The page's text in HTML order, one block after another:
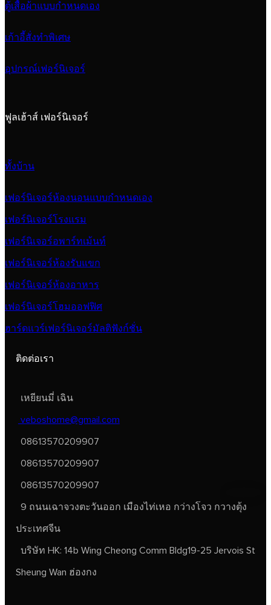
ตู้เสื้อผ้าแบบกำหนดเอง
เก้าอี้สั่งทำพิเศษ
อุปกรณ์เฟอร์นิเจอร์
ฟูลเฮ้าส์ เฟอร์นิเจอร์
ทั้งบ้าน
เฟอร์นิเจอร์ห้องนอนแบบกำหนดเอง
เฟอร์นิเจอร์โรงแรม
เฟอร์นิเจอร์อพาร์ทเม้นท์
เฟอร์นิเจอร์ห้องรับแขก
เฟอร์นิเจอร์ห้องอาหาร
เฟอร์นิเจอร์โฮมออฟฟิศ
ฮาร์ดแวร์เฟอร์นิเจอร์มัลติฟังก์ชั่น
ติดต่อเรา
เหยียนมี่ เฉิน
veboshome@gmail.com
08613570209907
08613570209907
08613570209907
9 ถนนเฉาจวงตะวันออก เมืองไท่เหอ กว่างโจว กวางตุ้ง
ประเทศจีน
บริษัท HK: 14b Wing Cheong Comm Bldg19-25 Jervois St
Sheung Wan ฮ่องกง